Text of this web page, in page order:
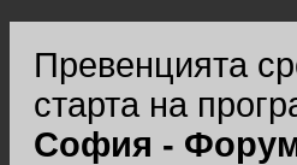
Превенцията
старта на
София - Форум